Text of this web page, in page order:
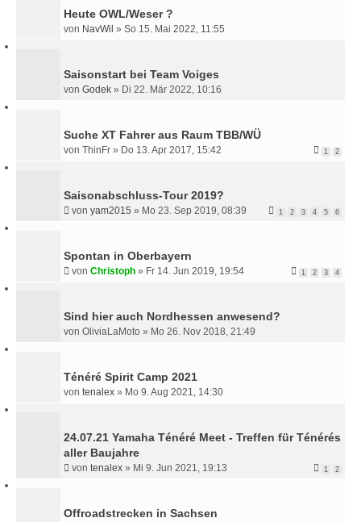
Heute OWL/Weser ?
von NavWil » So 15. Mai 2022, 11:55
Saisonstart bei Team Voiges
von Godek » Di 22. Mär 2022, 10:16
Suche XT Fahrer aus Raum TBB/WÜ
von ThinFr » Do 13. Apr 2017, 15:42 1 2
Saisonabschluss-Tour 2019?
von yam2015 » Mo 23. Sep 2019, 08:39 1 2 3 4 5 6
Spontan in Oberbayern
von Christoph » Fr 14. Jun 2019, 19:54 1 2 3 4
Sind hier auch Nordhessen anwesend?
von OliviaLaMoto » Mo 26. Nov 2018, 21:49
Ténéré Spirit Camp 2021
von tenalex » Mo 9. Aug 2021, 14:30
24.07.21 Yamaha Ténéré Meet - Treffen für Ténérés
aller Baujahre
von tenalex » Mi 9. Jun 2021, 19:13 1 2
Offroadstrecken in Sachsen